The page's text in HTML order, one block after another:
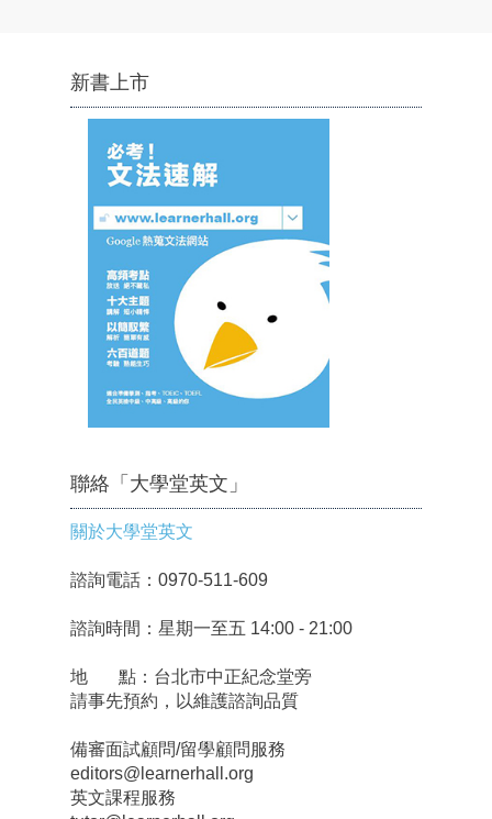
新書上市
聯絡「大學堂英文」
關於大學堂英文
諮詢電話：0970-511-609
諮詢時間：星期一至五 14:00 - 21:00
地 點：台北市中正紀念堂旁
請事先預約，以維護諮詢品質
備審面試顧問/留學顧問服務
editors@learnerhall.org
英文課程服務